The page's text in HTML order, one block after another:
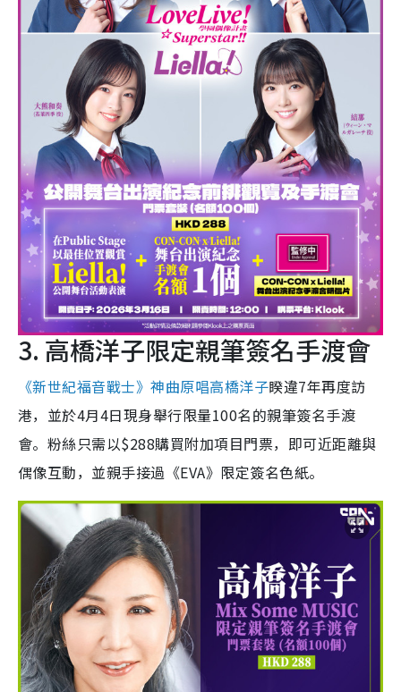
3. 高橋洋子限定親筆簽名手渡會
《新世紀福音戰士》神曲原唱高橋洋子睽違7年再度訪
港，並於4月4日現身舉行限量100名的親筆簽名手渡
會。粉絲只需以$288購買附加項目門票，即可近距離與
偶像互動，並親手接過《EVA》限定簽名色紙。